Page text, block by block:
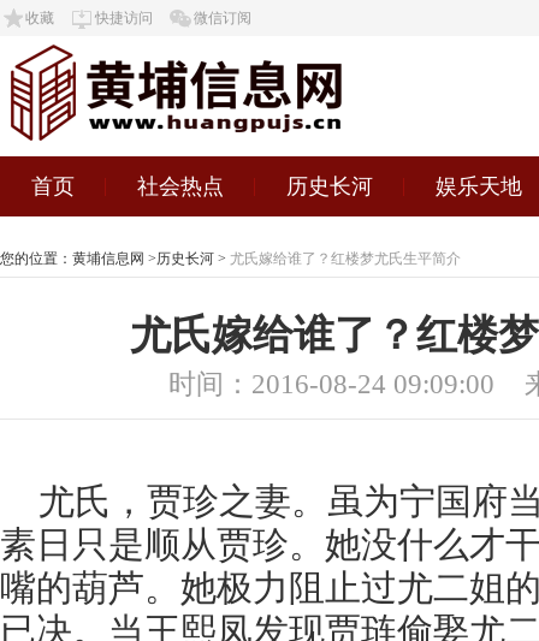
收藏 快捷访问 微信订阅
首页 社会热点 历史长河 娱乐天地
您的位置： 黄埔信息网 >历史长河 > 尤氏嫁给谁了？红楼梦尤氏生平简介
尤氏嫁给谁了？红楼
时间：2016-08-24 09:09:00
尤氏，贾珍之妻。虽为宁国府
素日只是顺从贾珍。她没什么才
嘴的葫芦。她极力阻止过尤二姐
已决。当王熙凤发现贾琏偷娶尤